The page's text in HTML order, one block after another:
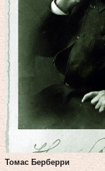
Томас Берберри